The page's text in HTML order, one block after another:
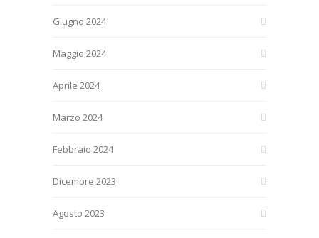
Giugno 2024
Maggio 2024
Aprile 2024
Marzo 2024
Febbraio 2024
Dicembre 2023
Agosto 2023